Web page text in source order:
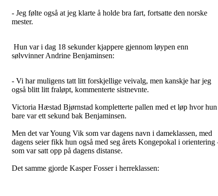
- Jeg følte også at jeg klarte å holde bra fart, fortsatte den norske
mester.
Hun var i dag 18 sekunder kjappere gjennom løypen enn
sølvvinner Andrine Benjaminsen:
- Vi har muligens tatt litt forskjellige veivalg, men kanskje har jeg
også blitt litt fraløpt, kommenterte sistnevnte.
Victoria Hæstad Bjørnstad kompletterte pallen med et løp hvor hun
bare var ett sekund bak Benjaminsen.
Men det var Young Vik som var dagens navn i dameklassen, med
dagens seier fikk hun også med seg årets Kongepokal i orientering
som var satt opp på dagens distanse.
Det samme gjorde Kasper Fosser i herreklassen: